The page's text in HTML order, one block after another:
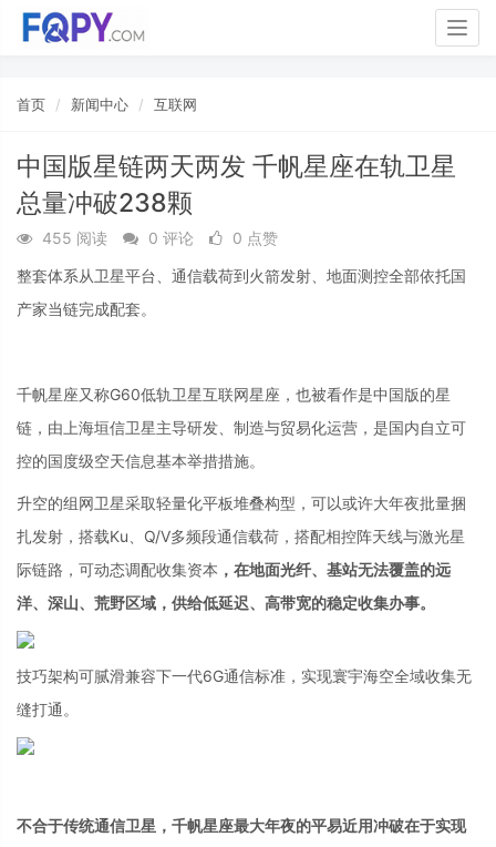
首页 新闻中心 互联网
中国版星链两天两发 千帆星座在轨卫星
总量冲破238颗
455 阅读 0 评论
0 点赞
整套体系从卫星平台、通信载荷到火箭发射、地面测控全部依托国
产家当链完成配套。
千帆星座又称G60低轨卫星互联网星座，也被看作是中国版的星
链，由上海垣信卫星主导研发、制造与贸易化运营，是国内自立可
控的国度级空天信息基本举措措施。
升空的组网卫星采取轻量化平板堆叠构型，可以或许大年夜批量捆
扎发射，搭载Ku、Q/V多频段通信载荷，搭配相控阵天线与激光星
际链路，可动态调配收集资本 ，在地面光纤、基站无法覆盖的远
洋、深山、荒野区域，供给低延迟、高带宽的稳定收集办事。
技巧架构可腻滑兼容下一代6G通信标准，实现寰宇海空全域收集无
缝打通。
不合于传统通信卫星，千帆星座最大年夜的平易近用冲破在于实现